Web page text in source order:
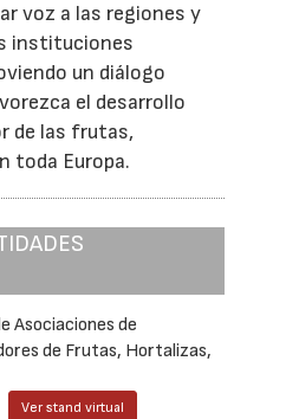
voz a las regiones y
instituciones
un diálogo
el desarrollo
de las frutas,
toda Europa.
Asociaciones de
de Frutas, Hortalizas,
Ver stand virtual